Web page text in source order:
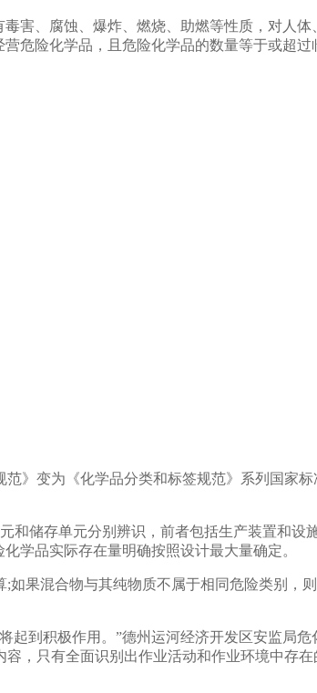
、腐蚀、爆炸、燃烧、助燃等性质，对人体
危险化学品，且危险化学品的数量等于或超过
变为《化学品分类和标签规范》系列国家标
储存单元分别辨识，前者包括生产装置和设
学品实际存在量明确按照设计最大量确定。
果混合物与其纯物质不属于相同危险类别，
到积极作用。”德州运河经济开发区安监局危
，只有全面识别出作业活动和作业环境中存